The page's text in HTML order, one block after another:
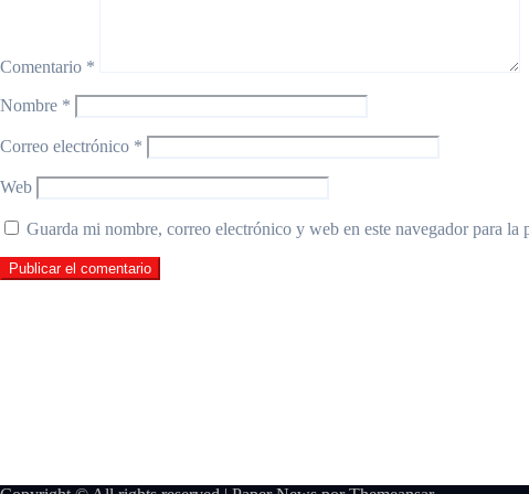
Comentario *
Nombre *
Correo electrónico *
Web
Guarda mi nombre, correo electrónico y web en este navegador para la